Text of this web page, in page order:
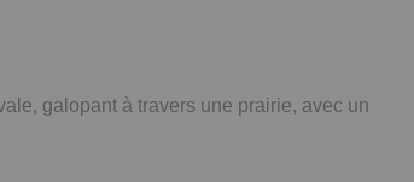
galopant à travers une prairie, avec un